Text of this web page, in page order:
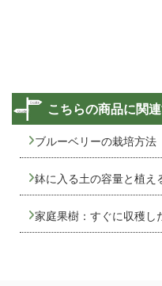
こちらの商品に関
ブルーベリーの栽培方法
鉢に入る土の容量と植え
家庭果樹：すぐに収穫し